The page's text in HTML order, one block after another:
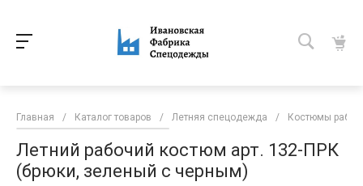
Главная / Каталог товаров / Летняя спецодежда / Костюмы
Летний рабочий костюм арт. 132-ПРК
(брюки, зеленый с черным)